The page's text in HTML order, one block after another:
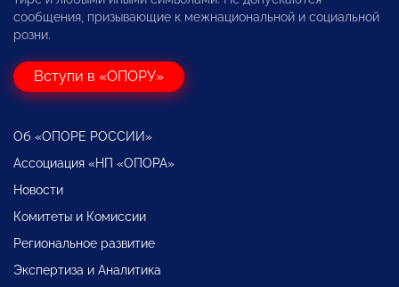
сообщения, призывающие к межнациональной и социальной
розни.
Вступи в «ОПОРУ»
Об «ОПОРЕ РОССИИ»
Ассоциация «НП «ОПОРА»
Новости
Комитеты и Комиссии
Региональное развитие
Экспертиза и Аналитика